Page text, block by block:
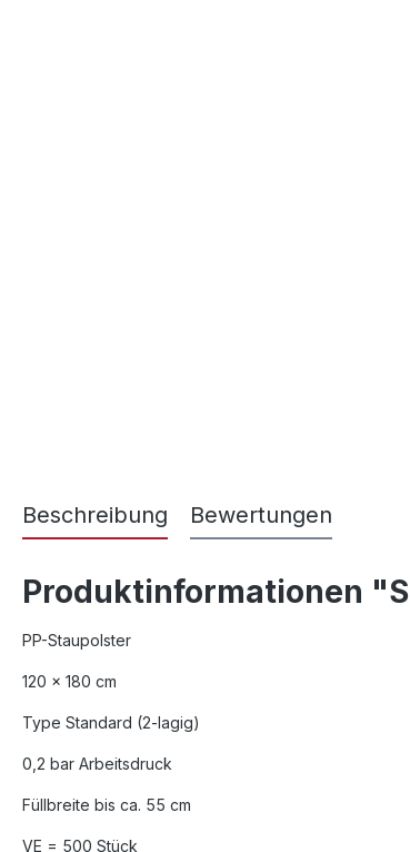
Beschreibung Bewertungen
Produktinformationen
PP-Staupolster
120 x 180 cm
Type Standard (2-lagig)
0,2 bar Arbeitsdruck
Füllbreite bis ca. 55 cm
VE = 500 Stück